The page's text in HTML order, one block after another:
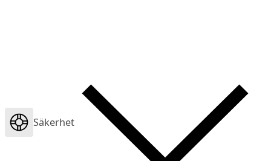
Säkerhet